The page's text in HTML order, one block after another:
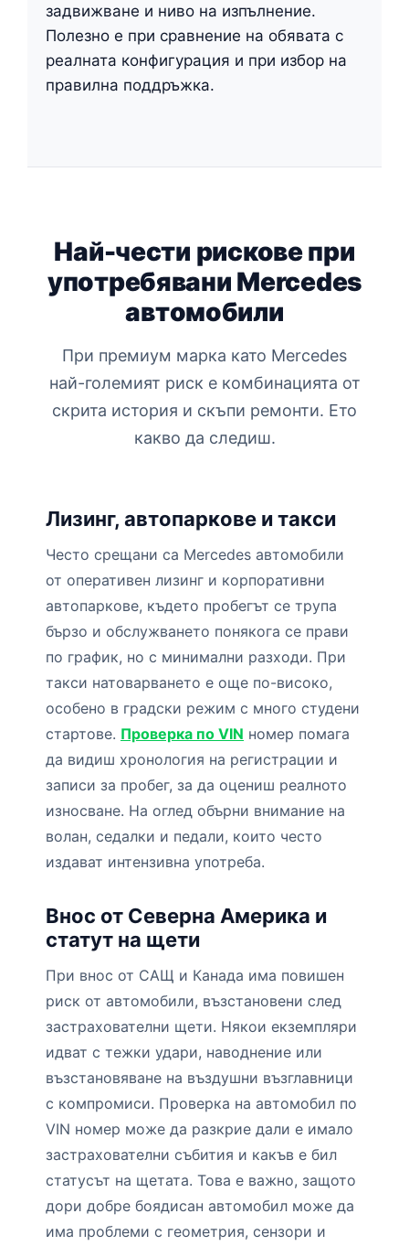
задвижване и ниво на изпълнение.
Полезно е при сравнение на обявата с
реалната конфигурация и при избор на
правилна поддръжка.
Най-чести рискове при
употребявани Mercedes
автомобили
При премиум марка като Mercedes
най-големият риск е комбинацията от
скрита история и скъпи ремонти. Ето
какво да следиш.
Лизинг, автопаркове и такси
Често срещани са Mercedes автомобили
от оперативен лизинг и корпоративни
автопаркове, където пробегът се трупа
бързо и обслужването понякога се прави
по график, но с минимални разходи. При
такси натоварването е още по-високо,
особено в градски режим с много студени
стартове. Проверка по VIN номер помага
да видиш хронология на регистрации и
записи за пробег, за да оцениш реалното
износване. На оглед обърни внимание на
волан, седалки и педали, които често
издават интензивна употреба.
Внос от Северна Америка и
статут на щети
При внос от САЩ и Канада има повишен
риск от автомобили, възстановени след
застрахователни щети. Някои екземпляри
идват с тежки удари, наводнение или
възстановяване на въздушни възглавници
с компромиси. Проверка на автомобил по
VIN номер може да разкрие дали е имало
застрахователни събития и какъв е бил
статусът на щетата. Това е важно, защото
дори добре боядисан автомобил може да
има проблеми с геометрия, сензори и